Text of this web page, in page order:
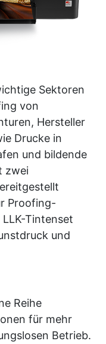
Sektoren
von
Hersteller
Drucke in
und bildende
zwei
Proofing-
Tintenset
und
Reihe
für mehr
Betrieb.